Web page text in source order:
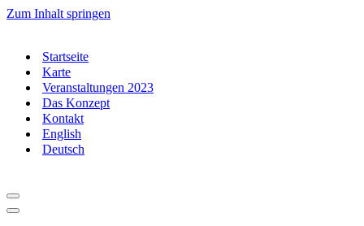
Zum Inhalt springen
Startseite
Karte
Veranstaltungen 2023
Das Konzept
Kontakt
English
Deutsch
Navigationsmenü
Navigationsmenü